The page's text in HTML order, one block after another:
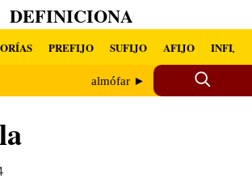
DEFINICIONA
PREFIJO SUFIJO AFIJO INFIJO
almófar ►